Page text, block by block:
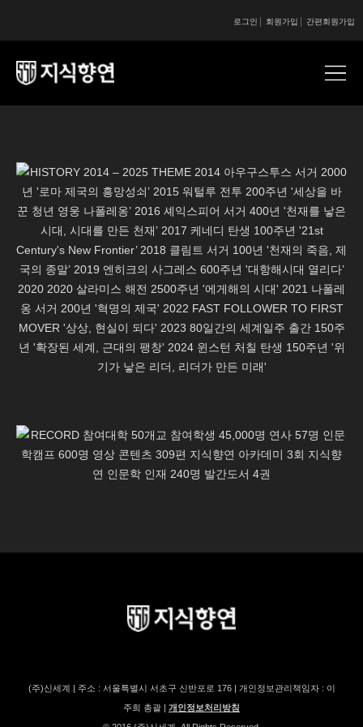
간편회원가입
회원가입
로그인
(주)신세계 | 주소 : 서울특별시 서초구 신반포로 176 | 개인정보관리책임자 : 이
주희 총괄 | 개인정보처리방침